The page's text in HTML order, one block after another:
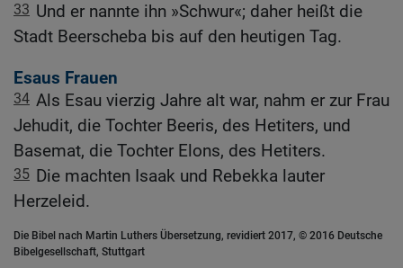
33 Und er nannte ihn »Schwur«; daher heißt die
Stadt Beerscheba bis auf den heutigen Tag.
Esaus Frauen
34 Als Esau vierzig Jahre alt war, nahm er zur Frau
Jehudit, die Tochter Beeris, des Hetiters, und
Basemat, die Tochter Elons, des Hetiters.
35 Die machten Isaak und Rebekka lauter
Herzeleid.
Die Bibel nach Martin Luthers Übersetzung, revidiert 2017, © 2016 Deutsche
Bibelgesellschaft, Stuttgart